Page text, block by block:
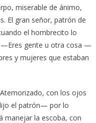
miserable de ánimo,
El gran señor, patrón de
el hombrecito lo
—Eres gente u otra cosa —
y mujeres que estaban
con los ojos
el patrón— por lo
manejar la escoba, con